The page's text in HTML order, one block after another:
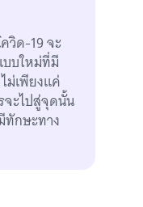
วิด-19 จะ
บบใหม่ที่มี
ม่เพียงแค่
จะไปสู่จุดนั้น
กษะทาง